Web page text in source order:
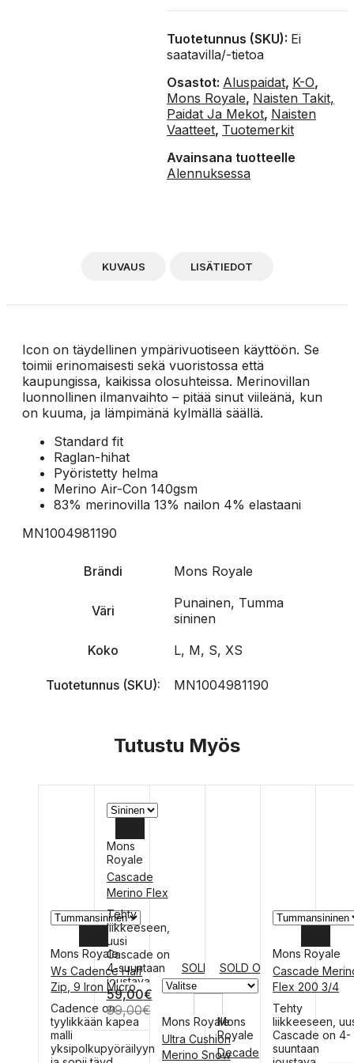
Tuotetunnus (SKU): Ei
saatavilla/-tietoa
Osastot: Aluspaidat, K-O,
Mons Royale, Naisten Takit,
Paidat Ja Mekot, Naisten
Vaatteet, Tuotemerkit
Avainsana tuotteelle
Alennuksessa
KUVAUS LISÄTIEDOT
Icon on täydellinen ympärivuotiseen käyttöön. Se
toimii erinomaisesti sekä vuoristossa että
kaupungissa, kaikissa olosuhteissa. Merinovillan
luonnollinen ilmanvaihto – pitää sinut viileänä, kun
on kuuma, ja lämpimänä kylmällä säällä.
Standard fit
Raglan-hihat
Pyöristetty helma
Merino Air-Con 140gsm
83% merinovilla 13% nailon 4% elastaani
MN1004981190
Brändi Mons Royale
Väri
Punainen, Tumma
sininen
Koko
L, M, S, XS
Tuotetunnus (SKU): MN1004981190
Tutustu Myös
XS
Mons Royale
Ws Cadence Half
Zip, 9 Iron Micro
Tällä
tuotteella
on
useampi
Cadence on
tyylikkään kapea
malli
yksipolkupyöräilyyn
M
Mons
Royale
Cascade
Merino Flex
200
Legging,
Rosin
Motion
Tällä
tuotteella
on
useampi
muunnelma.
Voit
tehdä
valinnat
tuotteen
sivulla.
Tehty
liikkeeseen,
uusi
Cascade on
4-suuntaan
joustava
tekninen
mer...
59,00€
99,00€
SOLD OUT
XL
Mons Royale
Ultra Cushion
Merino Snow
SOLD OUT
Mons
Royale
Decade
XL
M
S
Mons Royale
Cascade
Flex 200 3/4
Legging –
Tällä
tuotteella
on
useampi
Tehty
liikkeeseen,
Cascade on 4-
suuntaan